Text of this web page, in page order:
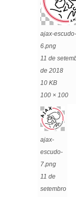
ajax-escudo-
6.png
11 de
de 2018
10 KB
100 × 100
ajax-
escudo-
7.png
11 de
setembro